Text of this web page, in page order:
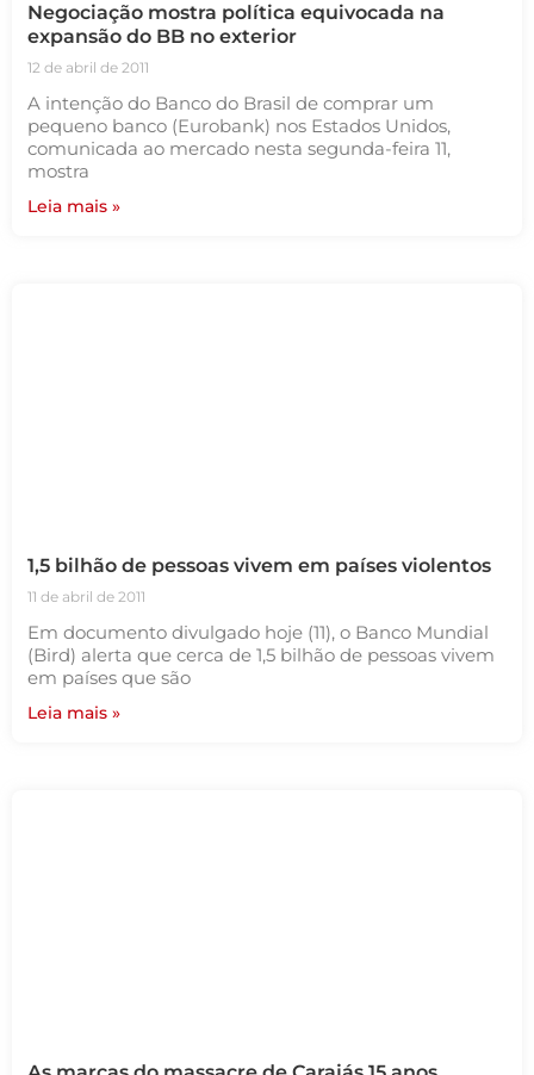
Negociação mostra política equivocada na
expansão do BB no exterior
12 de abril de 2011
A intenção do Banco do Brasil de comprar um
pequeno banco (Eurobank) nos Estados Unidos,
comunicada ao mercado nesta segunda-feira 11,
mostra
Leia mais »
1,5 bilhão de pessoas vivem em países violentos
11 de abril de 2011
Em documento divulgado hoje (11), o Banco Mundial
(Bird) alerta que cerca de 1,5 bilhão de pessoas vivem
em países que são
Leia mais »